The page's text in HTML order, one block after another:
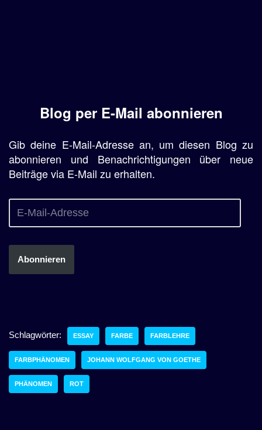
Blog per E-Mail abonnieren
Gib deine E-Mail-Adresse an, um diesen Blog zu
abonnieren und Benachrichtigungen über neue
Beiträge via E-Mail zu erhalten.
Abonnieren
Schlagwörter: ESSAY FARBE FARBLEHRE
FARBPHÄNOMEN JOHANN WOLFGANG VON GOETHE
PHÄNOMEN ROT